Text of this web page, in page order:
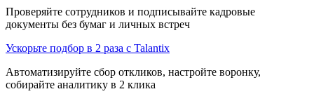
Проверяйте сотрудников и подписывайте кадровые
документы без бумаг и личных встреч
Ускорьте подбор в 2 раза с Talantix
Автоматизируйте сбор откликов, настройте воронку,
собирайте аналитику в 2 клика